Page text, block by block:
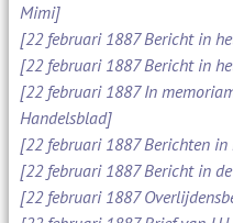
Mimi]
[22 februari 1887 Bericht in
[22 februari 1887 Bericht in
[22 februari 1887 In
Handelsblad]
[22 februari 1887 Berichten in
[22 februari 1887 Bericht in
[22 februari 1887